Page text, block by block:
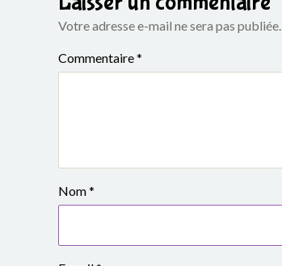
e
S
n
V
Votre adresse e-mail ne sera pas publiée.
Commentaire*
Nom*